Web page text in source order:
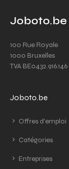
Joboto.be
100 Rue Royale
1000 Bruxelles
TVA BE0432.916.146
Joboto.be
Offres d'emploi
Catégories
Entreprises